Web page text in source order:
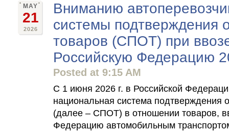
MAY
21
2026
Вниманию
системы подтверждения
товаров (СПОТ) при
Российскую Федерацию
Posted at 9:15 AM
С 1 июня 2026 г. в Российской
национальная система подтверждения
(далее – СПОТ) в отношении товаров,
Федерацию автомобильным